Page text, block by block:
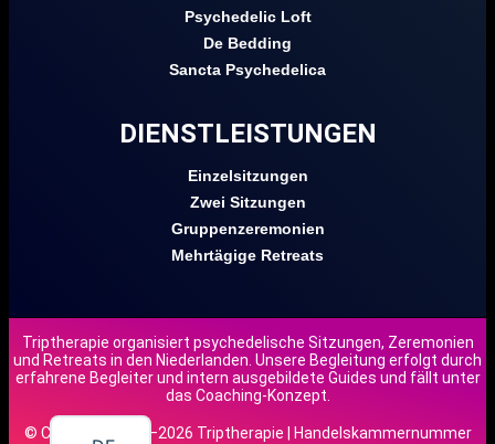
Psychedelic Loft
De Bedding
Sancta Psychedelica
DIENSTLEISTUNGEN
Einzelsitzungen
Zwei Sitzungen
Gruppenzeremonien
Mehrtägige Retreats
Triptherapie organisiert psychedelische Sitzungen, Zeremonien
und Retreats in den Niederlanden. Unsere Begleitung erfolgt durch
erfahrene Begleiter und intern ausgebildete Guides und fällt unter
das Coaching-Konzept.
© Copyright 2018–2026 Triptherapie | Handelskammernummer
NL
EN